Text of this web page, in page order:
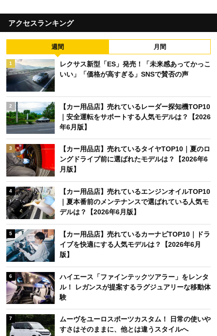
アクセスランキング
週間 月間
1
レクサス新型「ES」発売！「未来感あってかっこ
いい」「価格が高すぎる」SNSで賛否の声
2
【カー用品店】売れているレーダー探知機TOP10
｜安全運転をサポートする人気モデルは？【2026
年6月版】
3
【カー用品店】売れているタイヤTOP10｜夏のロ
ングドライブ前に選ばれたモデルは？【2026年6
月版】
4
【カー用品店】売れているエンジンオイルTOP10
｜夏本番前のメンテナンスで選ばれている人気モ
デルは？【2026年6月版】
5
【カー用品店】売れているカーナビTOP10｜ドラ
イブを快適にする人気モデルは？【2026年6月
版】
6
ハイエース「ファインテックツアラー」をレンタ
ル！ レガンスが提案するラグジュアリーな移動体
験
7
ムーヴをユーロスポーツカスタム！ 日常の使いや
すさはそのままに、他とは違うスタイルへ